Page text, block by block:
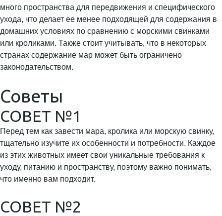
много пространства для передвижения и специфического
ухода, что делает ее менее подходящей для содержания в
домашних условиях по сравнению с морскими свинками
или кроликами. Также стоит учитывать, что в некоторых
странах содержание мар может быть ограничено
законодательством.
Советы
СОВЕТ №1
Перед тем как завести мара, кролика или морскую свинку,
тщательно изучите их особенности и потребности. Каждое
из этих животных имеет свои уникальные требования к
уходу, питанию и пространству, поэтому важно понимать,
что именно вам подходит.
СОВЕТ №2